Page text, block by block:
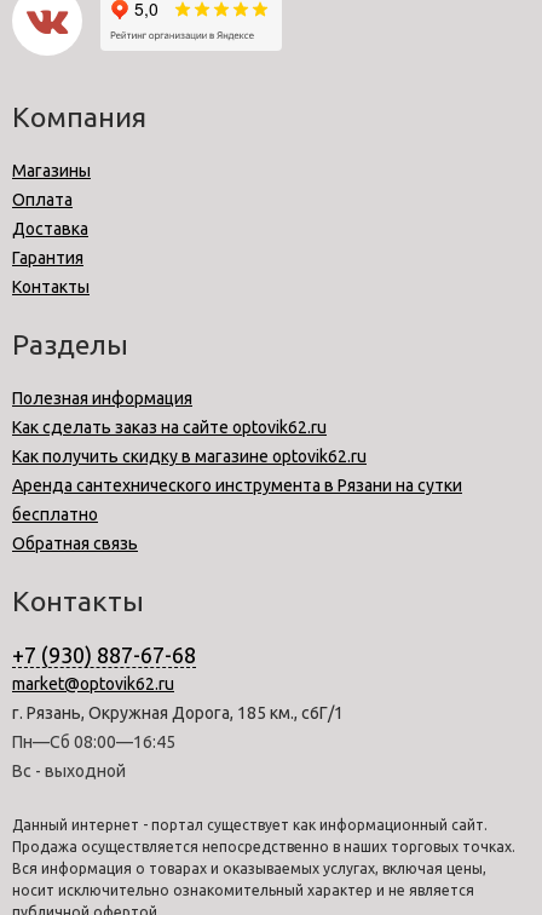
Компания
Магазины
Оплата
Доставка
Гарантия
Контакты
Разделы
Полезная информация
Как сделать заказ на сайте optovik62.ru
Как получить скидку в магазине optovik62.ru
Аренда сантехнического инструмента в Рязани на сутки
бесплатно
Обратная связь
Контакты
+7 (930) 887-67-68
market@optovik62.ru
г. Рязань, Окружная Дорога, 185 км., с6Г/1
Пн—Сб 08:00—16:45
Вс - выходной
Данный интернет - портал существует как информационный сайт.
Продажа осуществляется непосредственно в наших торговых точках.
Вся информация о товарах и оказываемых услугах, включая цены,
носит исключительно ознакомительный характер и не является
публичной офертой.